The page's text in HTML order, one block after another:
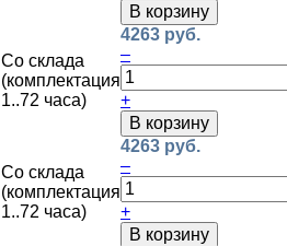
В корзину
Со склада
(комплектация
1..72 часа)
4263 руб.
–
+
В корзину
Со склада
(комплектация
1..72 часа)
4263 руб.
–
+
В корзину